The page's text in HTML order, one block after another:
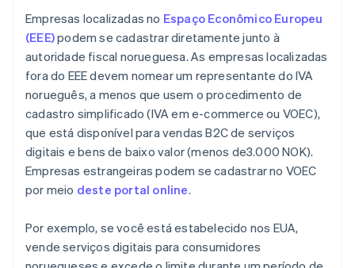
Empresas localizadas no Espaço Econômico Europeu
(EEE)podem se cadastrar diretamente junto à
autoridade fiscal norueguesa. As empresas localizadas
fora do EEE devem nomear um representante do IVA
norueguês, a menos que usem o procedimento de
cadastro simplificado (IVA em e-commerce ou VOEC),
que está disponível para vendas B2C de serviços
digitais e bens de baixo valor (menos de3.000 NOK).
Empresas estrangeiras podem se cadastrar no VOEC
por meio deste portal online.
Por exemplo, se você está estabelecido nos EUA,
vende serviços digitais para consumidores